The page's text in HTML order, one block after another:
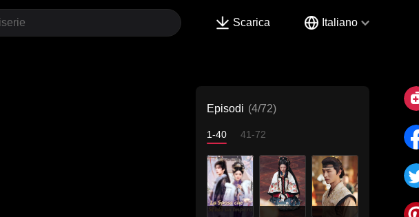
Scarica Italiano
Episodi (4/72)
1-40 41-72